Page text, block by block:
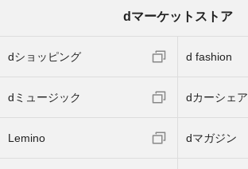
dマーケットストア
dショッピング d fashion
dミュージック dカーシェア
Lemino dマガジン